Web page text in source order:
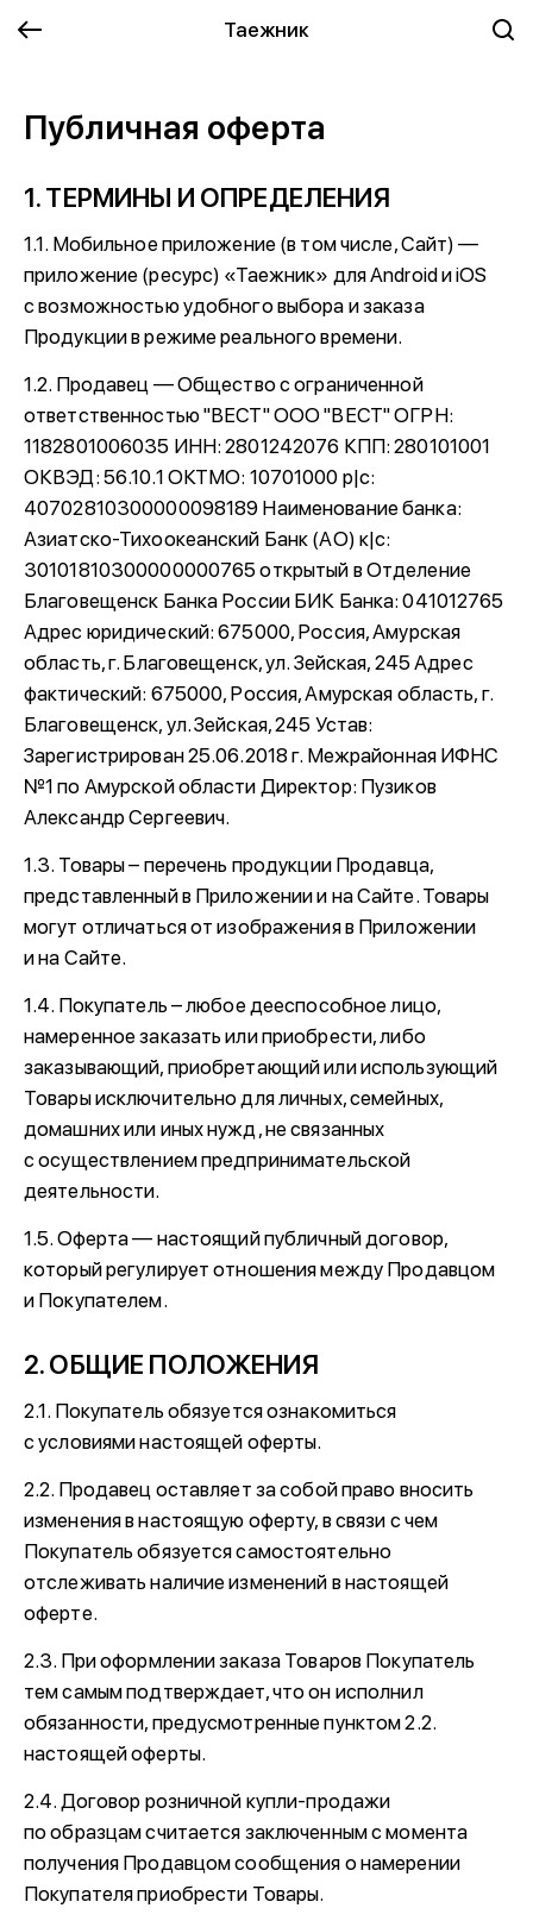
Таежник
Публичная оферта
1. ТЕРМИНЫ И ОПРЕДЕЛЕНИЯ
1.1. Мобильное приложение (в том числе, Сайт) —
приложение (ресурс) «Таежник» для Android и iOS
с возможностью удобного выбора и заказа
Продукции в режиме реального времени.
1.2. Продавец — Общество с ограниченной
ответственностью "ВЕСТ" ООО "ВЕСТ" ОГРН:
1182801006035 ИНН: 2801242076 КПП: 280101001
ОКВЭД: 56.10.1 ОКТМО: 10701000 р|c:
40702810300000098189 Наименование банка:
Азиатско-Тихоокеанский Банк (АО) к|c:
30101810300000000765 открытый в Отделение
Благовещенск Банка России БИК Банка: 041012765
Адрес юридический: 675000, Россия, Амурская
область, г. Благовещенск, ул. Зейская, 245 Адрес
фактический: 675000, Россия, Амурская область, г.
Благовещенск, ул. Зейская, 245 Устав:
Зарегистрирован 25.06.2018 г. Межрайонная ИФНС
№1 по Амурской области Директор: Пузиков
Александр Сергеевич.
1.3. Товары – перечень продукции Продавца,
представленный в Приложении и на Сайте. Товары
могут отличаться от изображения в Приложении
и на Сайте.
1.4. Покупатель – любое дееспособное лицо,
намеренное заказать или приобрести, либо
заказывающий, приобретающий или использующий
Товары исключительно для личных, семейных,
домашних или иных нужд, не связанных
с осуществлением предпринимательской
деятельности.
1.5. Оферта — настоящий публичный договор,
который регулирует отношения между Продавцом
и Покупателем.
2. ОБЩИЕ ПОЛОЖЕНИЯ
2.1. Покупатель обязуется ознакомиться
с условиями настоящей оферты.
2.2. Продавец оставляет за собой право вносить
изменения в настоящую оферту, в связи с чем
Покупатель обязуется самостоятельно
отслеживать наличие изменений в настоящей
оферте.
2.3. При оформлении заказа Товаров Покупатель
тем самым подтверждает, что он исполнил
обязанности, предусмотренные пунктом 2.2.
настоящей оферты.
2.4. Договор розничной купли-продажи
по образцам считается заключенным с момента
получения Продавцом сообщения о намерении
Покупателя приобрести Товары.